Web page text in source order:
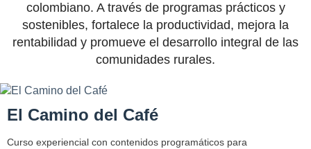
colombiano. A través de programas prácticos y
sostenibles, fortalece la productividad, mejora la
rentabilidad y promueve el desarrollo integral de las
comunidades rurales.
El Camino del Café
Curso experiencial con contenidos programáticos para